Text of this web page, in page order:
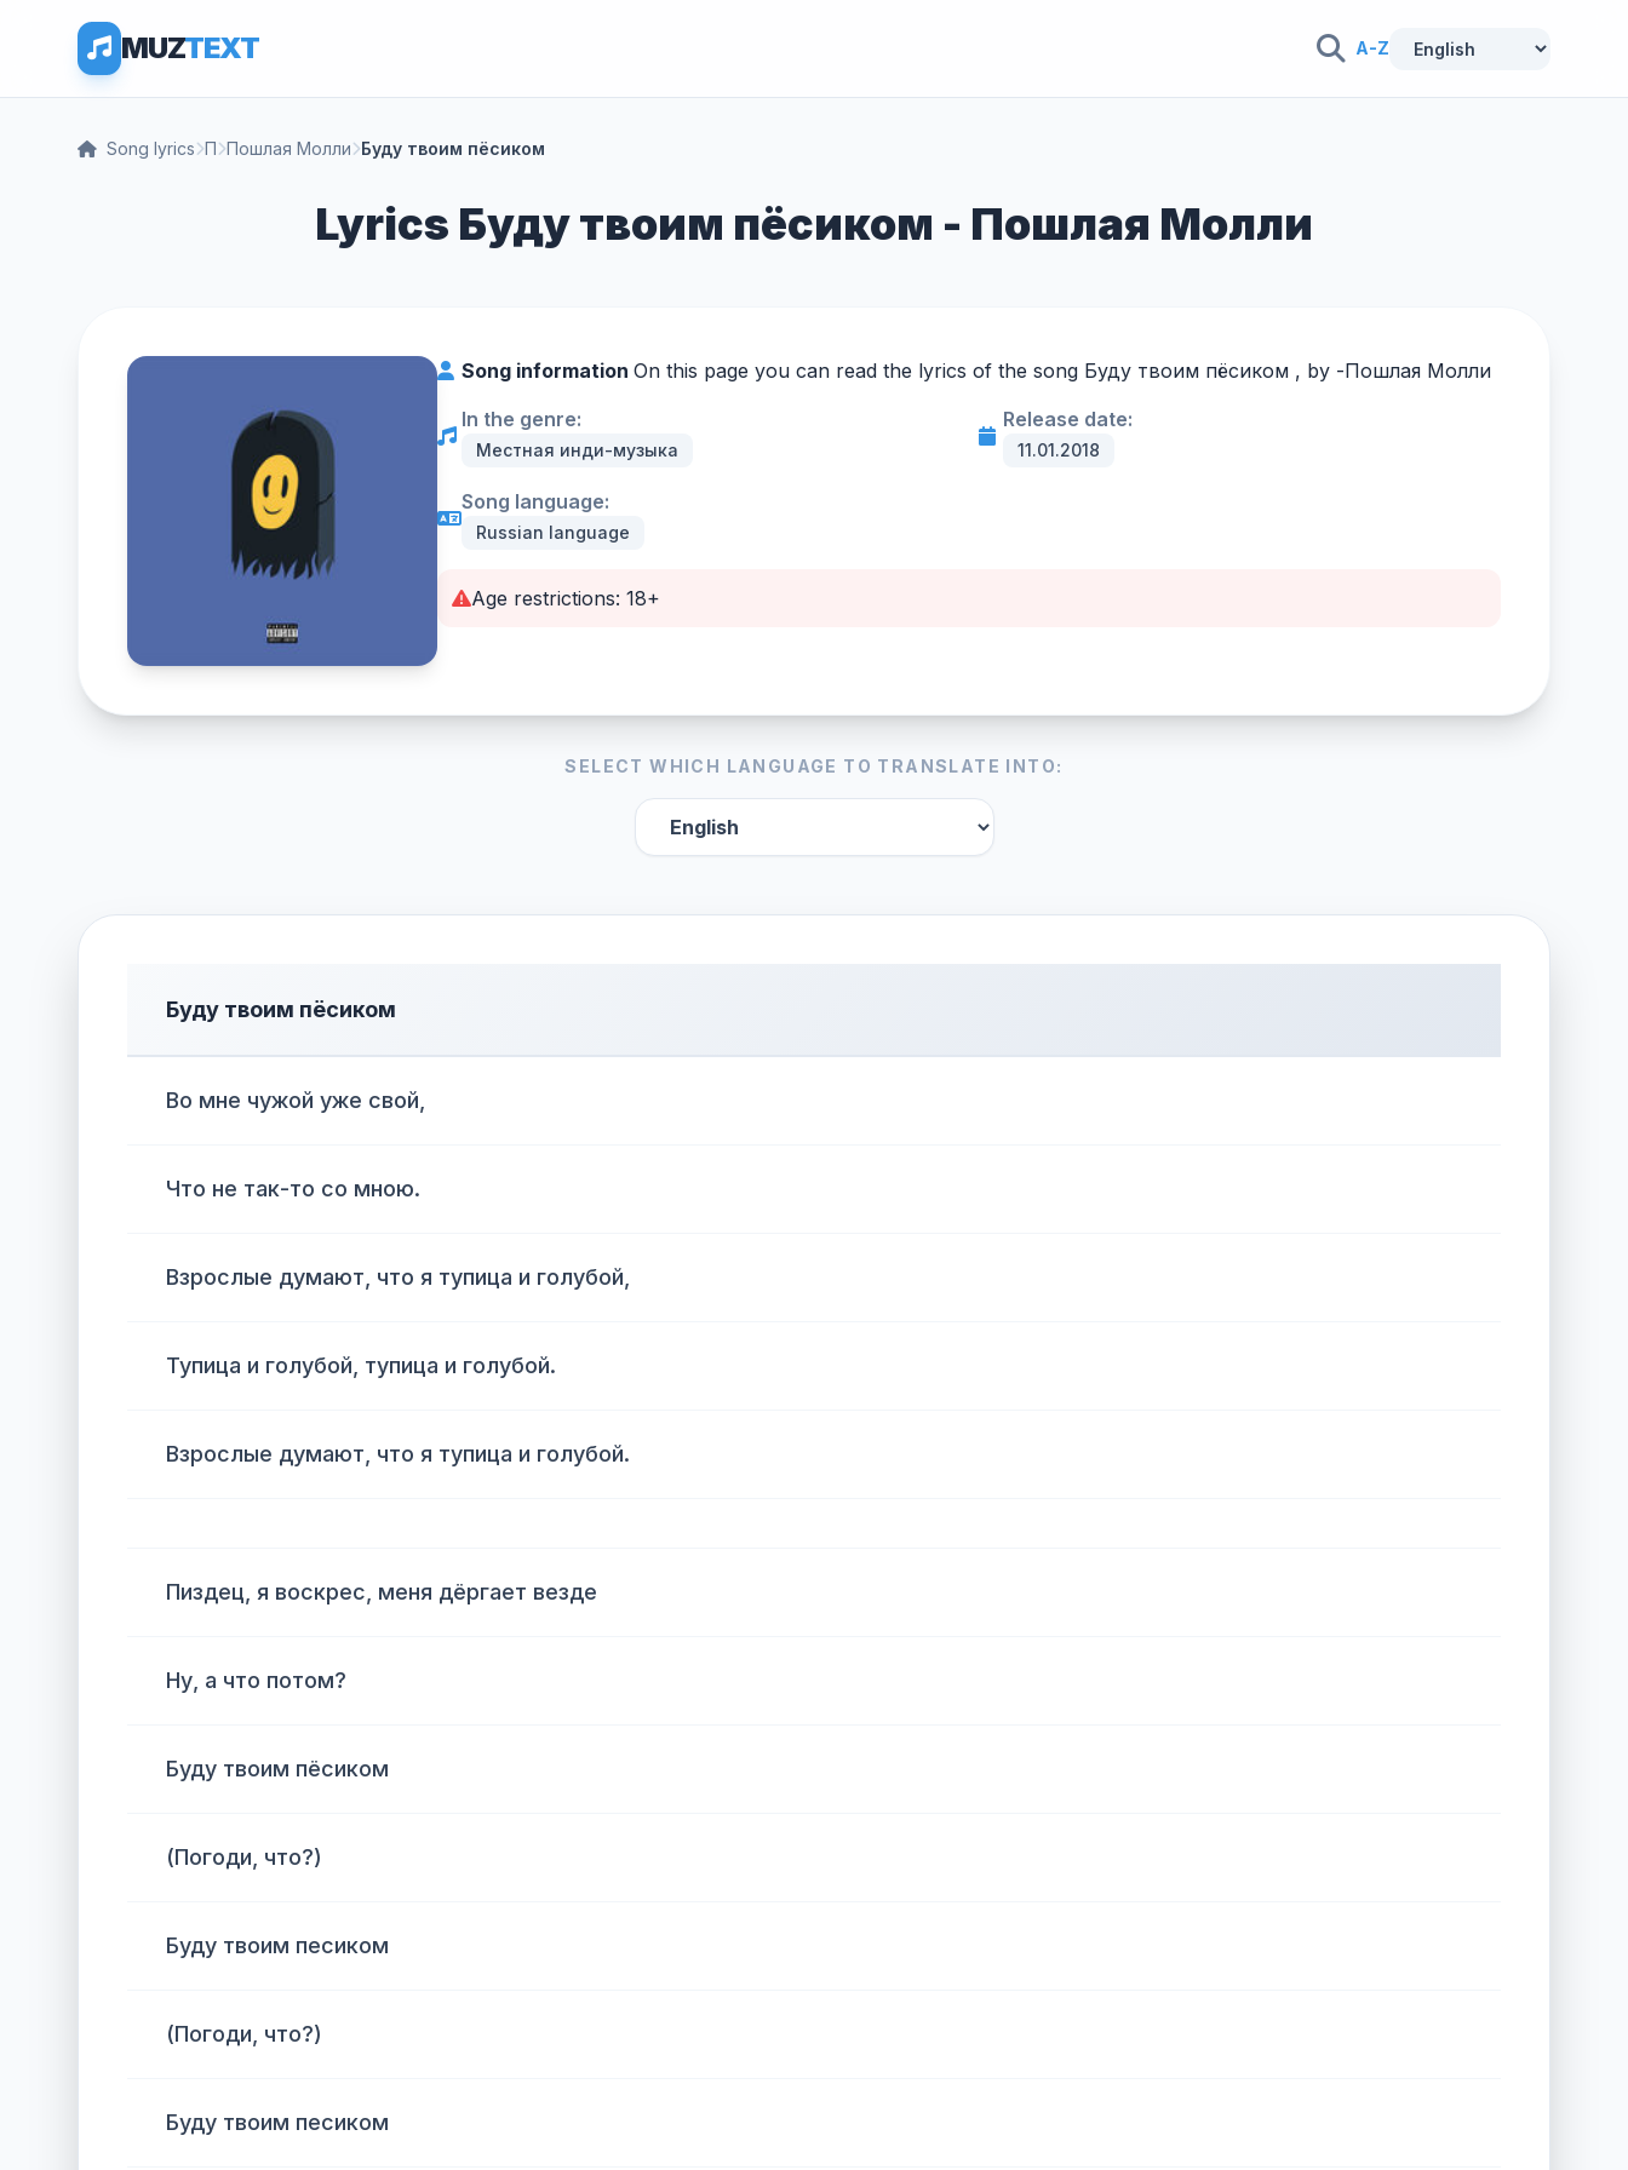
MUZTEXT A-Z
Song lyrics П Пошлая Молли Буду твоим пёсиком
Lyrics Буду твоим пёсиком - Пошлая Молли
Song information On this page you can read the lyrics of the song Буду твоим пёсиком , by -Пошлая Молли
In the genre:
Местная инди-музыка
Release date:
11.01.2018
Song language:
Russian language
Age restrictions: 18+
SELECT WHICH LANGUAGE TO TRANSLATE INTO:
Буду твоим пёсиком
Во мне чужой уже свой,
Что не так-то со мною.
Взрослые думают, что я тупица и голубой,
Тупица и голубой, тупица и голубой.
Взрослые думают, что я тупица и голубой.
Пиздец, я воскрес, меня дёргает везде
Ну, а что потом?
Буду твоим пёсиком
(Погоди, что?)
Буду твоим песиком
(Погоди, что?)
Буду твоим песиком